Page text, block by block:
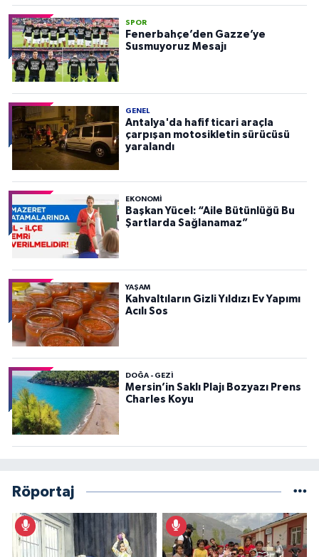
SPOR
Fenerbahçe’den Gazze’ye
Susmuyoruz Mesajı
GENEL
Antalya'da hafif ticari araçla
çarpışan motosikletin sürücüsü
yaralandı
EKONOMI
Başkan Yücel: “Aile Bütünlüğü Bu
Şartlarda Sağlanamaz”
YAŞAM
Kahvaltıların Gizli Yıldızı Ev Yapımı
Acılı Sos
DOĞA - GEZI
Mersin’in Saklı Plajı Bozyazı Prens
Charles Koyu
Röportaj